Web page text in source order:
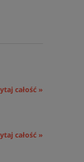
całość »
całość »